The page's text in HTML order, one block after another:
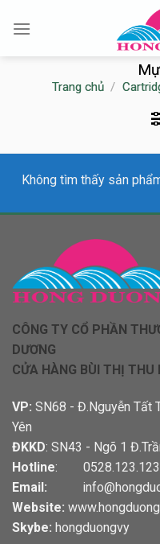
Trang chủ /
Không tìm thấy sản
CÔNG TY CỔ PHẦN
DƯƠNG
CỬA HÀNG BÙI THỊ THU
VP: SN68 - Đ.Nguyễn Tất
Yên
ĐKKD: SN43 - Ngõ 1
Hotline:
Email:
Website:
Skybe: hongduongvy